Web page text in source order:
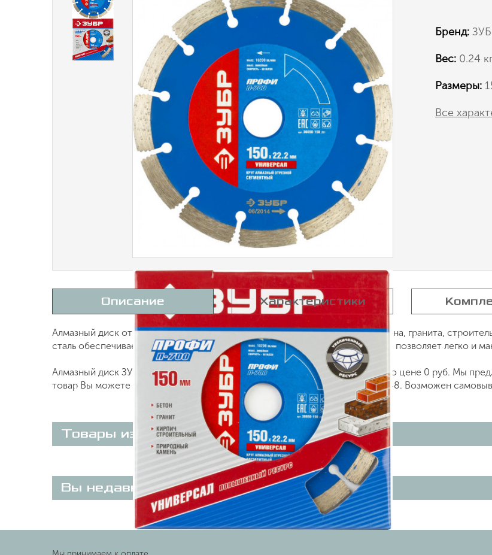
Бренд:
Вес: 0.24
Размеры:
Все
Описание Характеристики
Алмазный диск отрезной ЗУБР 36650-150_z01 предназначен для резки бетона, гранита,
сталь обеспечивает прочность и долговечность диска, алмазное напыление позволяет легко и
Алмазный диск ЗУБР 150х22.2 мм 36650-150_z01, артикул 36650-150_z01 по цене 0 руб. Мы
товар Вы можете on-line на нашем сайте или по телефону +7 (499) 842 38 48. Возможен
Товары из этой категории
Вы недавно просматривали